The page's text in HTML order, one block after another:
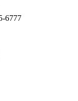
6777